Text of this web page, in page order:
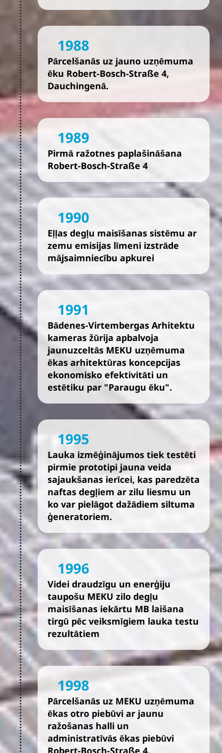
1988
Pārcelšanās uz jauno uzņēmuma
ēku Robert-Bosch-Straße 4,
Dauchingenā.
1989
Pirmā ražotnes paplašināšana
Robert-Bosch-Straße 4
1990
Eļļas degļu maisīšanas sistēmu ar
zemu emisijas līmeni izstrāde
mājsaimniecību apkurei
1991
Bādenes-Virtembergas Arhitektu
kameras žūrija apbalvoja
jaunuzceltās MEKU uzņēmuma
ēkas arhitektūras koncepcijas
ekonomisko efektivitāti un
estētiku par "Paraugu ēku".
1995
Lauka izmēģinājumos tiek testēti
pirmie prototipi jauna veida
sajaukšanas ierīcei, kas paredzēta
naftas degļiem ar zilu liesmu un
ko var pielāgot dažādiem siltuma
ģeneratoriem.
1996
Videi draudzīgu un enerģiju
taupošu MEKU zilo degļu
maisīšanas iekārtu MB laišana
tirgū pēc veiksmīgiem lauka testu
rezultātiem
1998
Pārcelšanās uz MEKU uzņēmuma
ēkas otro piebūvi ar jaunu
ražošanas halli un
administratīvās ēkas piebūvi
Robert-Bosch-Straße 4.